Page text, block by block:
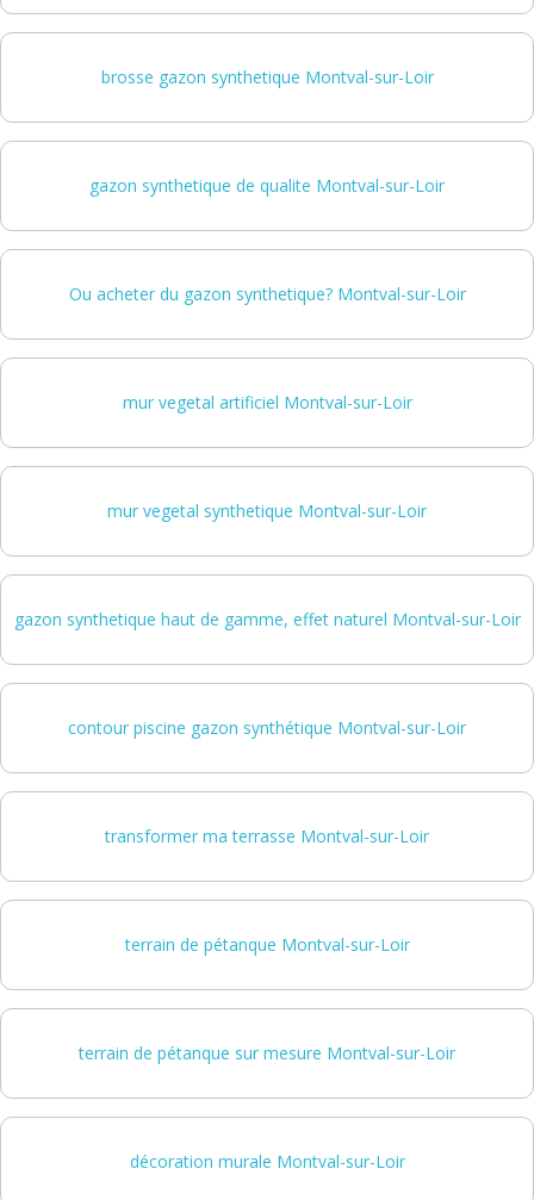
brosse gazon synthetique Montval-sur-Loir
gazon synthetique de qualite Montval-sur-Loir
Ou acheter du gazon synthetique? Montval-sur-Loir
mur vegetal artificiel Montval-sur-Loir
mur vegetal synthetique Montval-sur-Loir
gazon synthetique haut de gamme, effet naturel Montval-sur-Loir
contour piscine gazon synthétique Montval-sur-Loir
transformer ma terrasse Montval-sur-Loir
terrain de pétanque Montval-sur-Loir
terrain de pétanque sur mesure Montval-sur-Loir
décoration murale Montval-sur-Loir